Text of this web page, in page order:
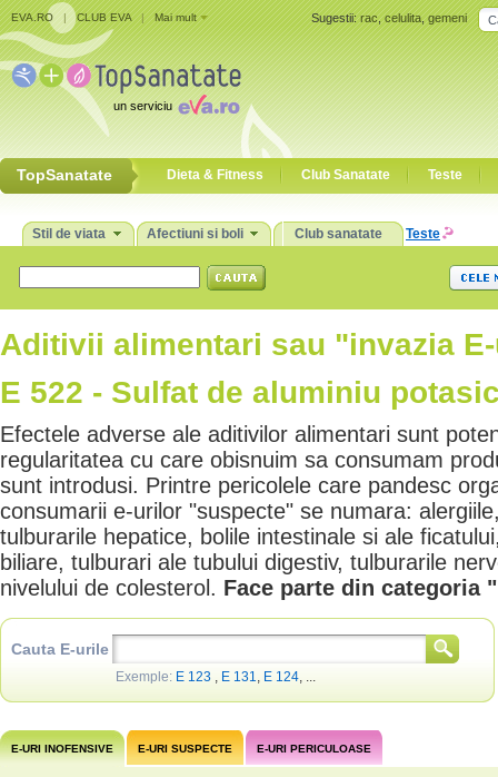
Sugestii: rac,celulita,gemeni
EVA.RO | CLUB EVA | Mai mult
un serviciu
TopSanatate Dieta & Fitness Club Sanatate Teste
Stil de viata Afectiuni si boli Club sanatate Teste
Aditivii alimentari sau "invazia
E 522 - Sulfat de aluminiu
Efectele adverse ale aditivilor alimentari sunt
regularitatea cu care obisnuim sa consumam
sunt introdusi. Printre pericolele care pandesc
consumarii e-urilor "suspecte" se numara:
tulburarile hepatice, bolile intestinale si ale
biliare, tulburari ale tubului digestiv, tulburarile
nivelului de colesterol. Face parte din categoria
Cauta E-urile
Exemple: E 123 , E 131, E 124, ...
E-URI INOFENSIVE E-URI SUSPECTE E-URI PERICULOASE